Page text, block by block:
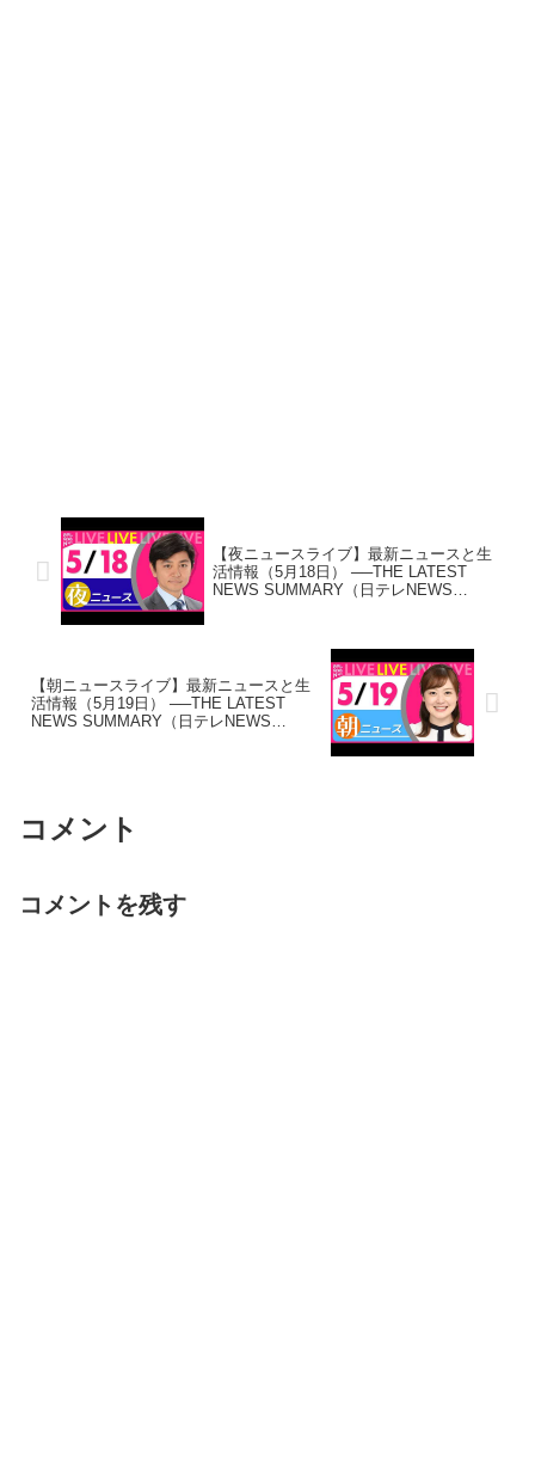
【夜ニュースライブ】最新ニュースと生
活情報（5月18日） ──THE LATEST
NEWS SUMMARY（日テレNEWS
【朝ニュースライブ】最新ニュースと生
活情報（5月19日） ──THE LATEST
NEWS SUMMARY（日テレNEWS
コメント
コメントを残す